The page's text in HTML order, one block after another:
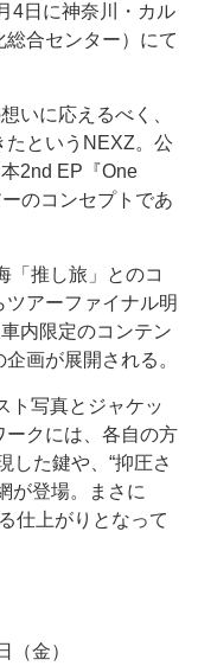
4日に神奈川・カル
合センター）にて
いに応えるべく、
たというNEXZ。公
2nd EP『One
のコンセプトであ
推し旅」とのコ
アーファイナル明
内限定のコンテン
画が展開される。
ト写真とジャケッ
ークには、各自の方
した鍵や、“抑圧さ
が登場。まさに
仕上がりとなって
（金）